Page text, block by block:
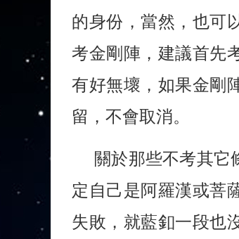
的身份，當然，也可
考金剛陣，建議首先
有好無壞，如果金剛
留，不會取消。
關於那些不考其它
定自己是阿羅漢或菩
失敗，就藍釦一段也